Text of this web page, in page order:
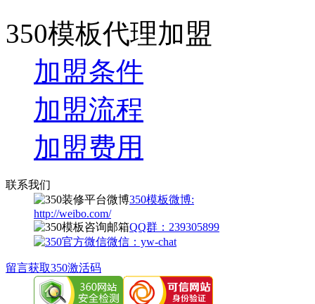
350模板代理加盟
加盟条件
加盟流程
加盟费用
联系我们
350模板微博:
http://weibo.com/
QQ群：239305899
微信：yw-chat
留言获取350激活码